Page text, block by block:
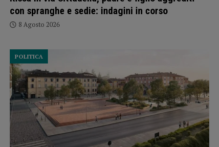
con spranghe e sedie: indagini in corso
8 Agosto 2026
POLITICA